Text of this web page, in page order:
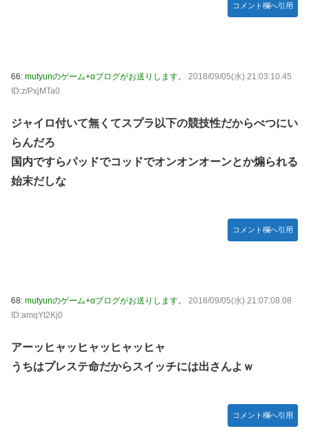
コメント欄へ引用
66: mutyunのゲーム+αブログがお送りします。
2018/09/05(水) 21:03:10.45
ID:z/PxjMTa0
ジャイロ付いて無くてスプラ以下の競技性だからべつにい
らんだろ
国内ですらパッドでコッドでオンオンオーンとか煽られる
始末だしな
コメント欄へ引用
68: mutyunのゲーム+αブログがお送りします。
2018/09/05(水) 21:07:08.08
ID:amqYt2Kj0
アーッヒャッヒャッヒャッヒャ
うちはプレステ命だからスイッチには出さんよｗ
コメント欄へ引用